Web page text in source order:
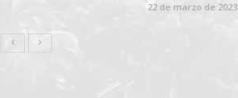
22 de marzo de 2023